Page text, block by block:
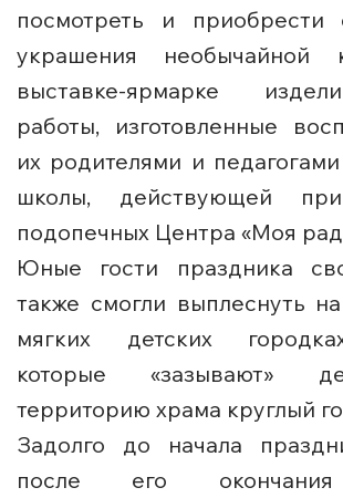
посмотреть и приобрести
украшения необычайной
выставке-ярмарке
работы, изготовленные
их родителями и
школы, действующей
подопечных Центра «Моя
Юные гости праздника
также смогли выплеснуть
мягких детских
которые «зазывают»
территорию храма круглый
Задолго до начала
после его